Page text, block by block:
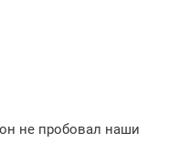
не пробовал наши